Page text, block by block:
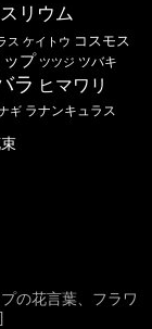
リウム
ス ケイトウ コスモス
プ ツツジ ツバキ
ラ ヒマワリ
ギ ラナンキュラス
の花言葉、フラワ